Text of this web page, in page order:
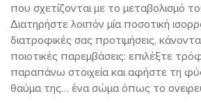
που σχετίζονται με το μεταβολισμό
Διατηρήστε λοιπόν μία ποσοτική
διατροφικές σας προτιμήσεις,
ποιοτικές παρεμβάσεις: επιλέξτε
παραπάνω στοιχεία και αφήστε τη
θαύμα της… ένα σώμα όπως το